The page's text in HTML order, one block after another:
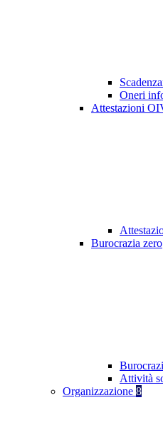
Oneri
Attestazioni
Burocrazia zero
Attività
Organizzazione 8